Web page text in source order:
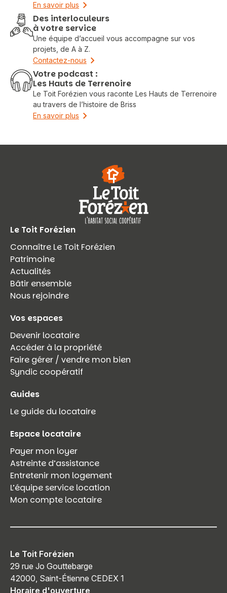
Vous recherchez&nbsp;:
En savoir plus
Des interloculeurs
à votre service
Une équipe d’accueil vous accompagne sur vos
projets, de A à Z.
Contactez-nous
Votre podcast :
Les Hauts de Terrenoire
Le Toit Forézien vous raconte Les Hauts de Terrenoire
au travers de l’histoire de Briss
En savoir plus
Le Toit Forézien
Connaître Le Toit Forézien
Patrimoine
Actualités
Bâtir ensemble
Nous rejoindre
Vos espaces
Devenir locataire
Accéder à la propriété
Faire gérer / vendre mon bien
Syndic coopératif
Guides
Le guide du locataire
Espace locataire
Payer mon loyer
Astreinte d’assistance
Entretenir mon logement
L’équipe service location
Mon compte locataire
Le Toit Forézien
29 rue Jo Gouttebarge
42000, Saint-Étienne CEDEX 1
Horaire d'ouverture